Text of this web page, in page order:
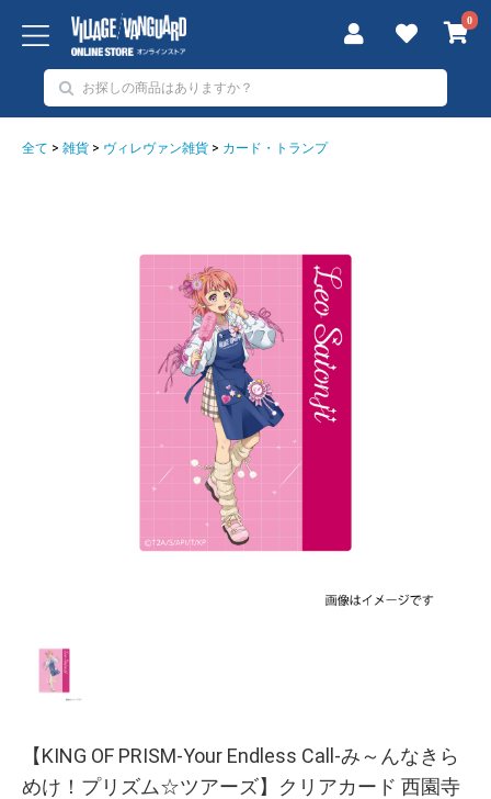
0
全て > 雑貨 > ヴィレヴァン雑貨 > カード・トランプ
【KING OF PRISM-Your Endless Call-み～んなきら
めけ！プリズム☆ツアーズ】クリアカード 西園寺